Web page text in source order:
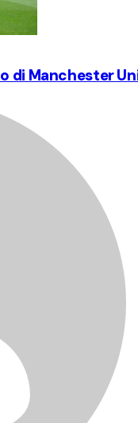
di Manchester